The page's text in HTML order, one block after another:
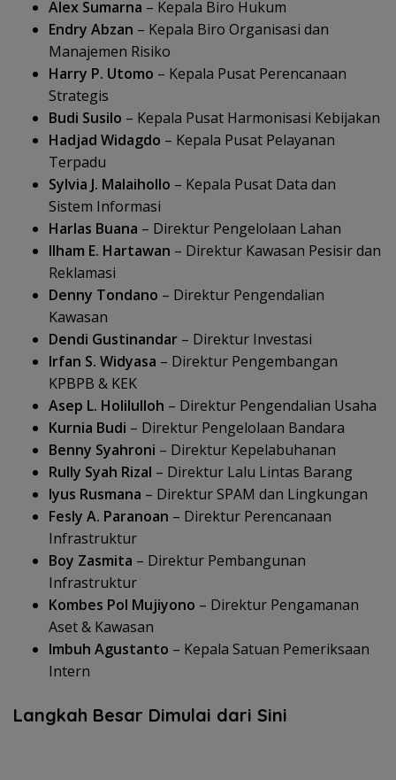
Alex Sumarna – Kepala Biro Hukum
Endry Abzan – Kepala Biro Organisasi dan
Manajemen Risiko
Harry P. Utomo – Kepala Pusat Perencanaan
Strategis
Budi Susilo – Kepala Pusat Harmonisasi Kebijakan
Hadjad Widagdo – Kepala Pusat Pelayanan
Terpadu
Sylvia J. Malaihollo – Kepala Pusat Data dan
Sistem Informasi
Harlas Buana – Direktur Pengelolaan Lahan
Ilham E. Hartawan – Direktur Kawasan Pesisir dan
Reklamasi
Denny Tondano – Direktur Pengendalian
Kawasan
Dendi Gustinandar – Direktur Investasi
Irfan S. Widyasa – Direktur Pengembangan
KPBPB & KEK
Asep L. Holilulloh – Direktur Pengendalian Usaha
Kurnia Budi – Direktur Pengelolaan Bandara
Benny Syahroni – Direktur Kepelabuhanan
Rully Syah Rizal – Direktur Lalu Lintas Barang
Iyus Rusmana – Direktur SPAM dan Lingkungan
Fesly A. Paranoan – Direktur Perencanaan
Infrastruktur
Boy Zasmita – Direktur Pembangunan
Infrastruktur
Kombes Pol Mujiyono – Direktur Pengamanan
Aset & Kawasan
Imbuh Agustanto – Kepala Satuan Pemeriksaan
Intern
Langkah Besar Dimulai dari Sini